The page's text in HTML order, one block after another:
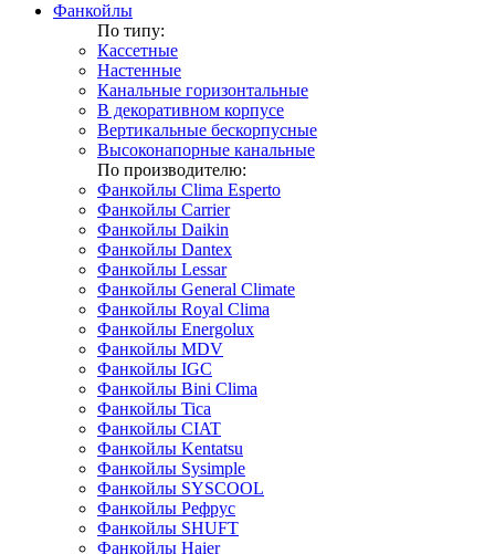
Фанкойлы
По типу:
Кассетные
Настенные
Канальные горизонтальные
В декоративном корпусе
Вертикальные бескорпусные
Высоконапорные канальные
По производителю:
Фанкойлы Clima Esperto
Фанкойлы Carrier
Фанкойлы Daikin
Фанкойлы Dantex
Фанкойлы Lessar
Фанкойлы General Climate
Фанкойлы Royal Clima
Фанкойлы Energolux
Фанкойлы MDV
Фанкойлы IGC
Фанкойлы Bini Clima
Фанкойлы Tica
Фанкойлы CIAT
Фанкойлы Kentatsu
Фанкойлы Sysimple
Фанкойлы SYSCOOL
Фанкойлы Рефрус
Фанкойлы SHUFT
Фанкойлы Haier